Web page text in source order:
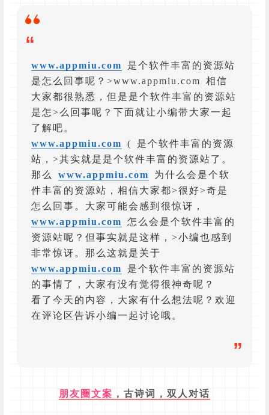
“
www.appmiu.com
是个软件丰富的资源站
是怎么回事呢？>www.appmiu.com 相信
大家都很熟悉，但是是个软件丰富的资源站
是怎>么回事呢？下面就让小编带大家一起
了解吧。
www.appmiu.com
( 是个软件丰富的资源
站，>其实就是是个软件丰富的资源站了。
那么www.appmiu.com
为什么会是个软
件丰富的资源站，相信大家都>很好>奇是
怎么回事。大家可能会感到很惊讶，
www.appmiu.com
怎么会是个软件丰富的
资源站呢？但事实就是这样，>小编也感到
非常惊讶。那么这就是关于
www.appmiu.com
是个软件丰富的资源站
的事情了，大家有没有觉得很神奇呢？
看了今天的内容，大家有什么想法呢？欢迎
在评论区告诉小编一起讨论哦。
”
朋友圈 文案 ，古诗词，双人对话